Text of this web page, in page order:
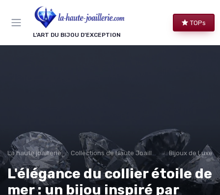
L’ART DU BIJOU D’EXCEPTION
TOPs
La haute joaillerie Collections de Haute Joaillerie Bijoux de Luxe
L'élégance du collier étoile de
mer : un bijou inspiré par
Panneau de gestion des cookies